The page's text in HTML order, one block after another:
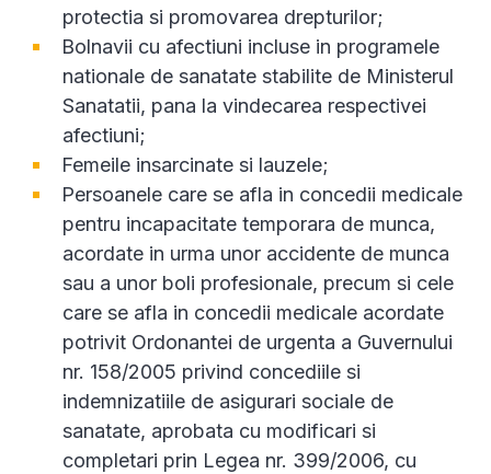
protectia si promovarea drepturilor;
Bolnavii cu afectiuni incluse in programele
nationale de sanatate stabilite de Ministerul
Sanatatii, pana la vindecarea respectivei
afectiuni;
Femeile insarcinate si lauzele;
Persoanele care se afla in concedii medicale
pentru incapacitate temporara de munca,
acordate in urma unor accidente de munca
sau a unor boli profesionale, precum si cele
care se afla in concedii medicale acordate
potrivit Ordonantei de urgenta a Guvernului
nr. 158/2005 privind concediile si
indemnizatiile de asigurari sociale de
sanatate, aprobata cu modificari si
completari prin Legea nr. 399/2006, cu